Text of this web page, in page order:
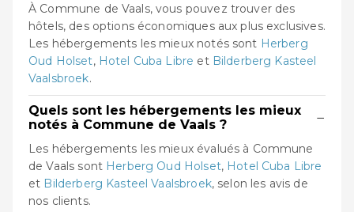
À Commune de Vaals, vous pouvez trouver des
hôtels, des options économiques aux plus exclusives.
Les hébergements les mieux notés sont Herberg
Oud Holset, Hotel Cuba Libre et Bilderberg Kasteel
Vaalsbroek.
Quels sont les hébergements les mieux
notés à Commune de Vaals ?
−
Les hébergements les mieux évalués à Commune
de Vaals sont Herberg Oud Holset, Hotel Cuba Libre
et Bilderberg Kasteel Vaalsbroek, selon les avis de
nos clients.